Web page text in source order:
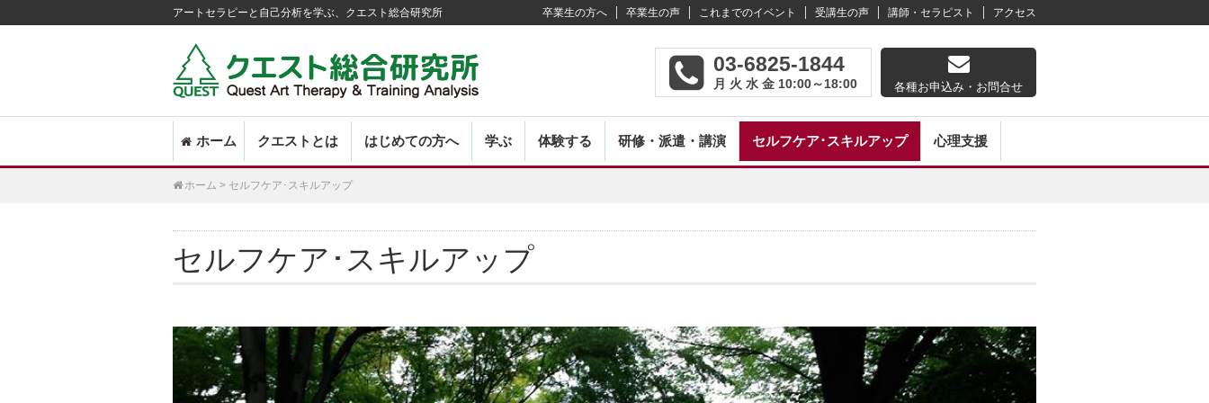
アートセラピーと自己分析を学ぶ、クエスト総合研究所 卒業生の方へ 卒業生の声 これまでのイベント 受講生の声 講師・セラピスト アクセス
各種お申込み・お問合せ
03-6825-1844
月 火 水 金 10:00～18:00
TO
ホーム クエストとは はじめての方へ 学ぶ 体験する 研修・派遣・講演 セルフケア･スキルアップ 心理支援
ホーム > セルフケア･スキルアップ
セルフケア･スキルアップ